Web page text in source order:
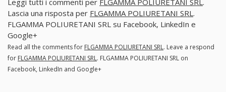
Lascia una risposta per FLGAMMA POLIURETANI SRL .
FLGAMMA POLIURETANI SRL su Facebook, LinkedIn e
Google+
Read all the comments for FLGAMMA POLIURETANI SRL. Leave a respond
for FLGAMMA POLIURETANI SRL. FLGAMMA POLIURETANI SRL on
Facebook, LinkedIn and Google+